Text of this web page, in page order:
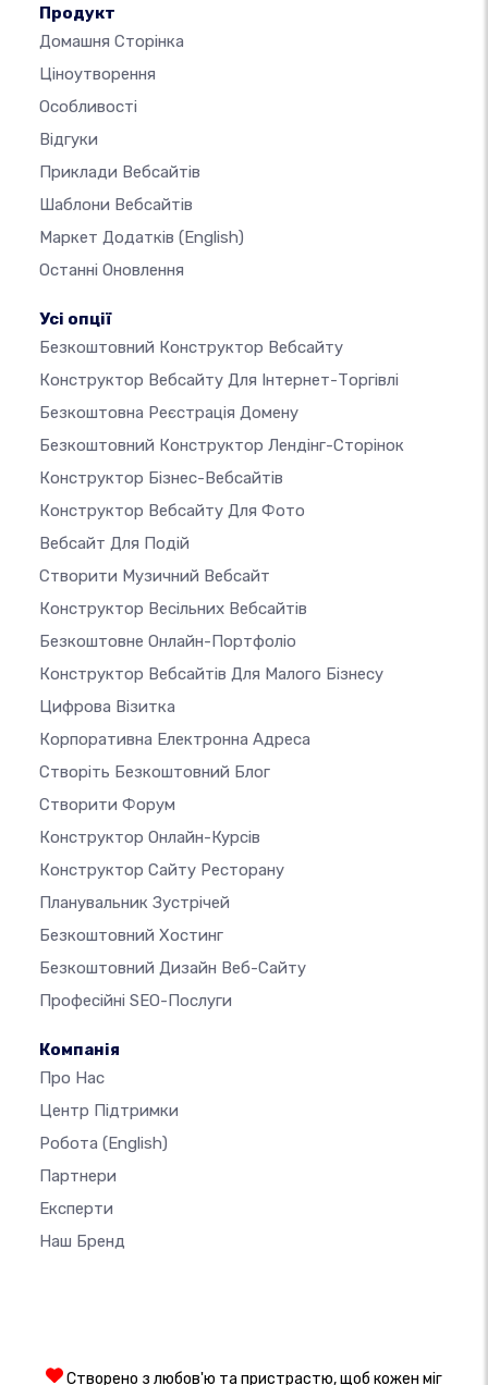
Продукт
Домашня Сторінка
Ціноутворення
Особливості
Відгуки
Приклади Вебсайтів
Шаблони Вебсайтів
Маркет Додатків (English)
Останні Оновлення
Усі опції
Безкоштовний Конструктор Вебсайту
Конструктор Вебсайту Для Інтернет-Торгівлі
Безкоштовна Реєстрація Домену
Безкоштовний Конструктор Лендінг-Сторінок
Конструктор Бізнес-Вебсайтів
Конструктор Вебсайту Для Фото
Вебсайт Для Подій
Створити Музичний Вебсайт
Конструктор Весільних Вебсайтів
Безкоштовне Онлайн-Портфоліо
Конструктор Вебсайтів Для Малого Бізнесу
Цифрова Візитка
Корпоративна Електронна Адреса
Створіть Безкоштовний Блог
Створити Форум
Конструктор Онлайн-Курсів
Конструктор Сайту Ресторану
Планувальник Зустрічей
Безкоштовний Хостинг
Безкоштовний Дизайн Веб-Сайту
Професійні SEO-Послуги
Компанія
Про Нас
Центр Підтримки
Робота (English)
Партнери
Експерти
Наш Бренд
Створено з любов'ю та пристрастю, щоб кожен міг